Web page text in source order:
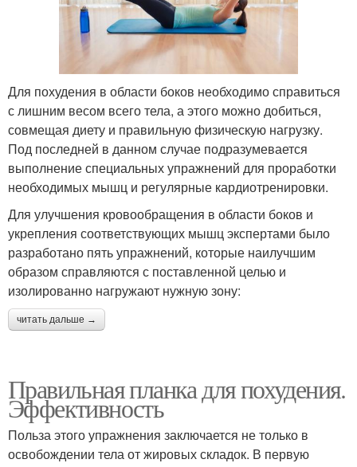
Для похудения в области боков необходимо справиться
с лишним весом всего тела, а этого можно добиться,
совмещая диету и правильную физическую нагрузку.
Под последней в данном случае подразумевается
выполнение специальных упражнений для проработки
необходимых мышц и регулярные кардиотренировки.
Для улучшения кровообращения в области боков и
укрепления соответствующих мышц экспертами было
разработано пять упражнений, которые наилучшим
образом справляются с поставленной целью и
изолированно нагружают нужную зону:
читать дальше →
Правильная планка для похудения.
Эффективность
Польза этого упражнения заключается не только в
освобождении тела от жировых складок. В первую